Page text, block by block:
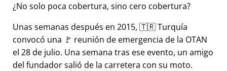
¿No solo poca cobertura, sino cero cobertura?
Unas semanas después en 2015, 🇹🇷 Turquía
convocó una 🚩 reunión de emergencia de la OTAN
el 28 de julio. Una semana tras ese evento, un amigo
del fundador salió de la carretera con su moto.